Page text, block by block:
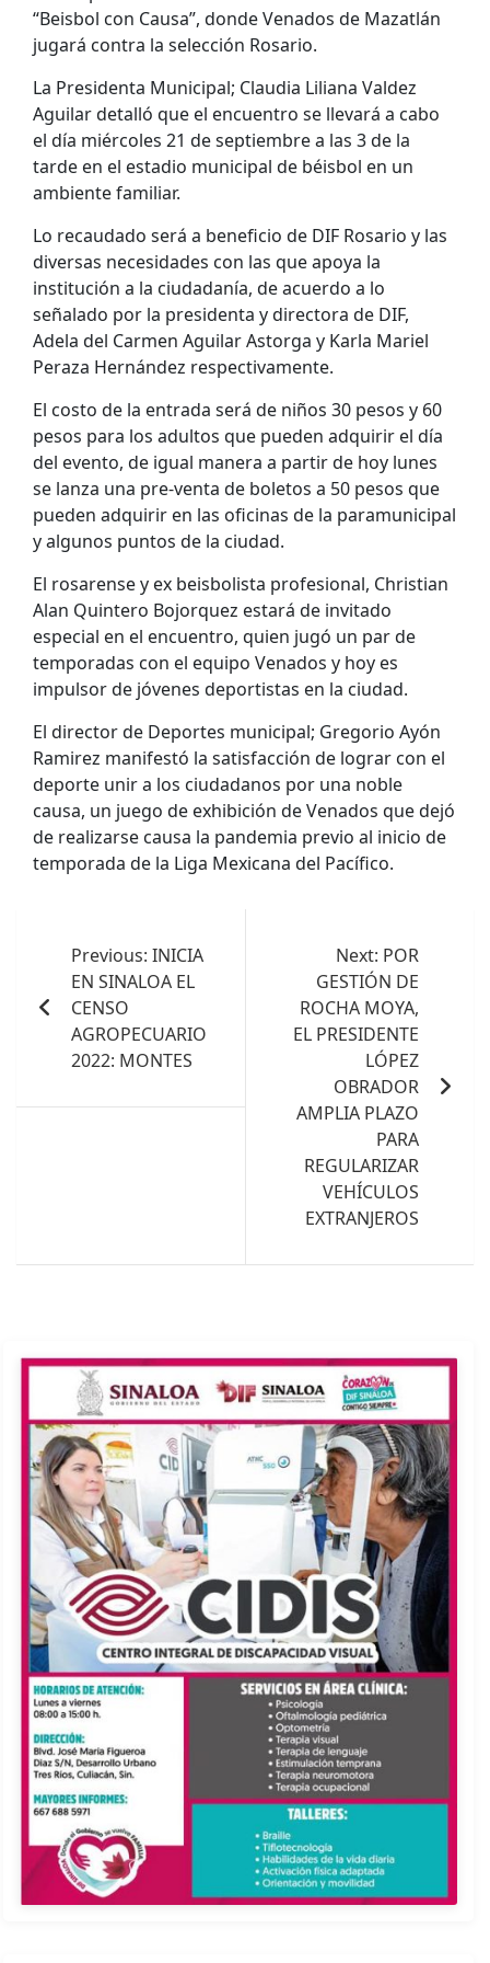
“Beisbol con Causa”, donde Venados de Mazatlán
jugará contra la selección Rosario.
La Presidenta Municipal; Claudia Liliana Valdez
Aguilar detalló que el encuentro se llevará a cabo
el día miércoles 21 de septiembre a las 3 de la
tarde en el estadio municipal de béisbol en un
ambiente familiar.
Lo recaudado será a beneficio de DIF Rosario y las
diversas necesidades con las que apoya la
institución a la ciudadanía, de acuerdo a lo
señalado por la presidenta y directora de DIF,
Adela del Carmen Aguilar Astorga y Karla Mariel
Peraza Hernández respectivamente.
El costo de la entrada será de niños 30 pesos y 60
pesos para los adultos que pueden adquirir el día
del evento, de igual manera a partir de hoy lunes
se lanza una pre-venta de boletos a 50 pesos que
pueden adquirir en las oficinas de la paramunicipal
y algunos puntos de la ciudad.
El rosarense y ex beisbolista profesional, Christian
Alan Quintero Bojorquez estará de invitado
especial en el encuentro, quien jugó un par de
temporadas con el equipo Venados y hoy es
impulsor de jóvenes deportistas en la ciudad.
El director de Deportes municipal; Gregorio Ayón
Ramirez manifestó la satisfacción de lograr con el
deporte unir a los ciudadanos por una noble
causa, un juego de exhibición de Venados que dejó
de realizarse causa la pandemia previo al inicio de
temporada de la Liga Mexicana del Pacífico.
entradas
Previous: INICIA
EN SINALOA EL
CENSO
AGROPECUARIO
2022: MONTES
Next: POR
GESTIÓN DE
ROCHA MOYA,
EL PRESIDENTE
LÓPEZ
OBRADOR
AMPLIA PLAZO
PARA
REGULARIZAR
VEHÍCULOS
EXTRANJEROS